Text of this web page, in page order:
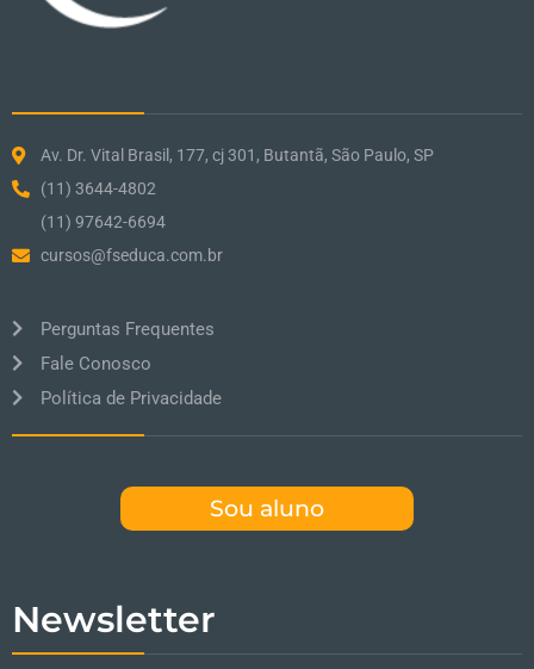
Av. Dr. Vital Brasil, 177, cj 301, Butantã, São Paulo, SP
(11) 3644-4802
(11) 97642-6694
cursos@fseduca.com.br
Perguntas Frequentes
Fale Conosco
Política de Privacidade
Sou aluno
Newsletter